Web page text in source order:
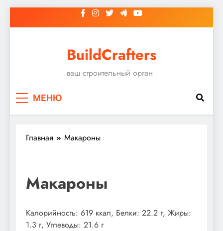
к
BuildCrafters
ваш строительный орган
МЕНЮ
Главная Макароны
Макароны
Калорийность: 619 ккал, Белки: 22.2 г, Жиры:
1.3 г, Углеводы: 21.6 г